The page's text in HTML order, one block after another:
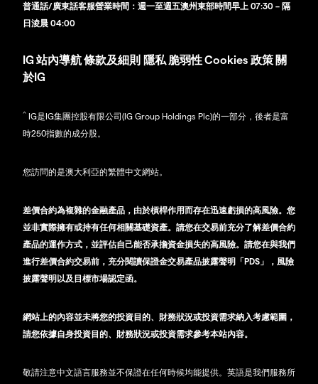
普通話/廣東話客服營業時間：週一至週五澳州東部時間早上 07:30 – 隔
日淩晨 04:00
IG 站內導航條款及細則 隱私 脆弱性Cookies 政策 關
於IG
^ IG是IG集團控股有限公司(IG Group Holdings Plc)的一部分，後者是富
時250指數的成分股。
您訪問的是澳大利亞的繁體中文網站。
差價合約為複雜的金融產品，由於槓桿作用而存在迅速虧損的高風險。您
並非實際擁有或持有任何相關基礎資產。請您在交易前充分了解差價合約
產品的運作方式，並評估自己能否承擔資金損失的高風險。請您在與我們
進行差價合約交易前，充分閱讀保證金交易產品披露聲明「PDS」，風險
披露聲明以及目標市場認定函。
網站上的內容並未將您的投資目的、財務狀況或投資需求納入考慮範圍，
請您依據自身投資目的、財務狀況或投資需求參考本站內容。
敬請注意中文語言服務並不保證在任何時候均能提供。英語是我們服務所